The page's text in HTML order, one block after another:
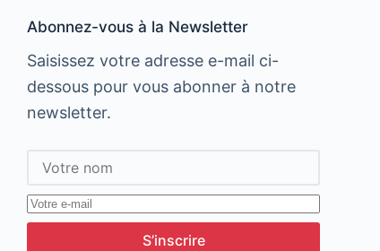
Abonnez-vous à la Newsletter
Saisissez votre adresse e-mail ci-
dessous pour vous abonner à notre
newsletter.
S’inscrire